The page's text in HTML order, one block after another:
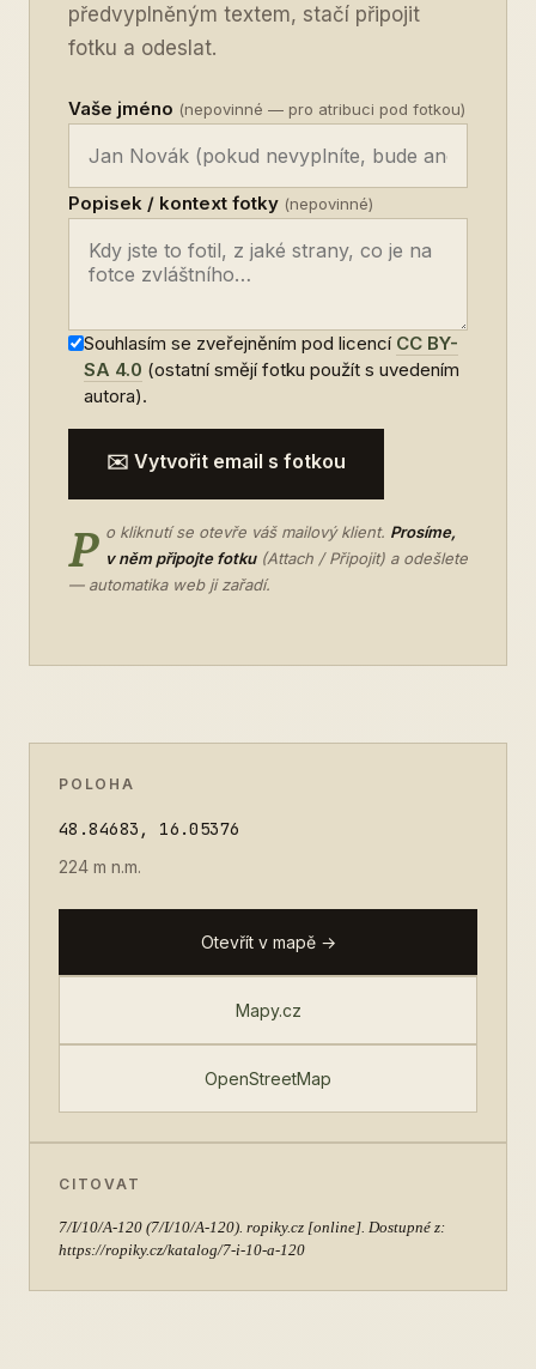
předvyplněným textem, stačí připojit
fotku a odeslat.
Vaše jméno (nepovinné — pro atribuci pod fotkou)
Popisek / kontext fotky (nepovinné)
Souhlasím se zveřejněním pod licencí CC BY-
SA 4.0 (ostatní smějí fotku použít s uvedením
autora).
✉️ Vytvořit email s fotkou
P o kliknutí se otevře váš mailový klient. Prosíme,
v něm připojte fotku(Attach / Připojit) a odešlete
— automatika web ji zařadí.
POLOHA
48.84683, 16.05376
224 m n.m.
Otevřít v mapě →
Mapy.cz
OpenStreetMap
CITOVAT
7/I/10/A-120 (7/I/10/A-120). ropiky.cz [online]. Dostupné z:
https://ropiky.cz/katalog/7-i-10-a-120